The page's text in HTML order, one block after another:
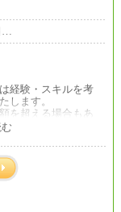
…
経験・スキルを考
します。
を超える場合もあ